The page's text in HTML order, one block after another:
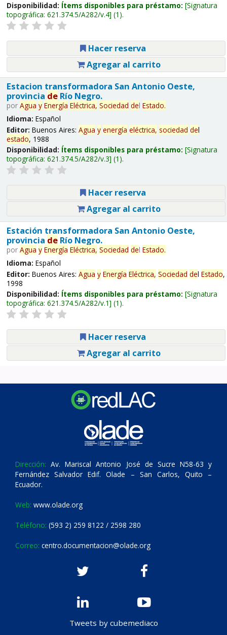
Disponibilidad: Ítems disponibles para préstamo: Signatura
topográfica: 621.374.5/A282/v.4 (1).
Hacer reserva
Agregar al carrito
Estacion transformadora San Antonio Oeste,
provincia deRío Negro.
por Agua y Energía Eléctrica, Sociedad del Estado.
Idioma: Español
Editor: Buenos Aires: Agua y energía eléctrica, sociedad del
estado, 1988
Disponibilidad: Ítems disponibles para préstamo: Signatura
topográfica: 621.374.5/A282/v.3 (1).
Hacer reserva
Agregar al carrito
Estación transformadora San Antonio Oeste,
provincia deRío Negro.
por Agua y Energía Eléctrica, Sociedad del Estado.
Idioma: Español
Editor: Buenos Aires: Agua y Energía Eléctrica, Sociedad del Estado,
1998
Disponibilidad: Ítems disponibles para préstamo: Signatura
topográfica: 621.374.5/A282/v.1 (1).
Hacer reserva
Agregar al carrito
Dirección: Av. Mariscal Antonio José de Sucre N58-63 y
Fernández Salvador Edif. Olade – San Carlos, Quito –
Ecuador.
Web: www.olade.org
Teléfono: (593 2) 259 8122 / 2598 280
Correo: centro.documentacion@olade.org
Tweets by cubemediaco